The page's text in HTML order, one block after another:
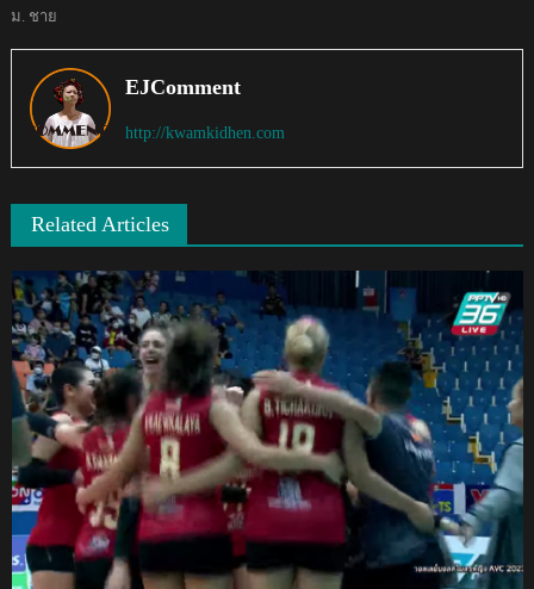
ม. ชาย
EJComment
http://kwamkidhen.com
Related Articles